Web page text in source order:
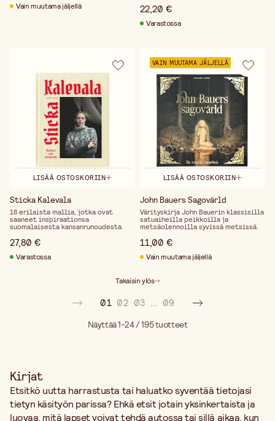
Vain muutama jäljellä 22,20 €
Varastossa
LISÄÄ OSTOSKORIIN
Sticka Kalevala
18 erilaista mallia, jotka ovat
saaneet inspiraationsa
suomalaisesta kansanrunoudesta.
27,80 €
Varastossa
VAIN MUUTAMA JÄLJELLÄ
LISÄÄ OSTOSKORIIN
John Bauers Sagovärld
Värityskirja John Bauerin klassisilla
satuaiheilla peikkoilla ja
metsäolennoilla syvissä metsissä.
11,00 €
Vain muutama jäljellä
Takaisin ylös
01 02 03 … 09
Näyttää 1-24 / 195tuotteet
Kirjat
Etsitkö uutta harrastusta tai haluatko syventää tietojasi
tietyn käsityön parissa? Ehkä etsit jotain yksinkertaista ja
luovaa, mitä lapset voivat tehdä autossa tai sillä aikaa, kun